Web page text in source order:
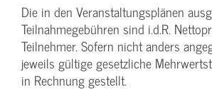
Die in den Veranstaltungsplänen
Teilnahmegebühren sind i.d.R.
Teilnehmer. Sofern nicht anders
jeweils gültige gesetzliche
in Rechnung gestellt.